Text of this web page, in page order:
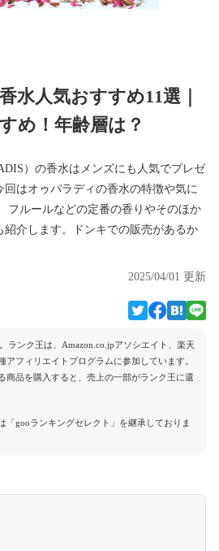
水人気おすすめ11選｜
め！年齢層は？
）の香水はメンズにも人気でプレゼ
回はオゥパラディの香水の特徴や気に
フルールなどの定番の香りやそのほか
紹介します。ドンキでの販売があるか
2025/04/01 更新
ランク王は、Amazon.co.jpアソシエイト、楽天
アフィリエイトプログラムに参加しています。
商品を購入すると、売上の一部がランク王に還
「gooランキングセレクト」を継承しておりま